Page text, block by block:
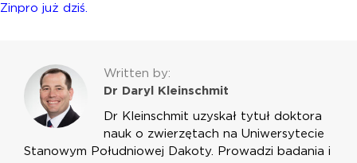
Zinpro już dziś.
Written by:
Dr Daryl Kleinschmit
Dr Kleinschmit uzyskał tytuł doktora
nauk o zwierzętach na Uniwersytecie
Stanowym Południowej Dakoty. Prowadzi badania i